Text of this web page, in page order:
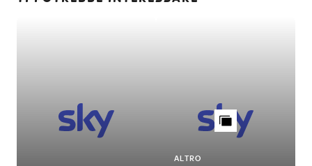
ALTRO